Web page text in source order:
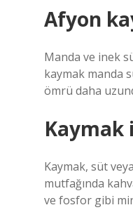
Afyon
Manda ve inek
kaymak manda
ömrü daha
Kaymak
Kaymak, süt
mutfağında
ve fosfor gibi